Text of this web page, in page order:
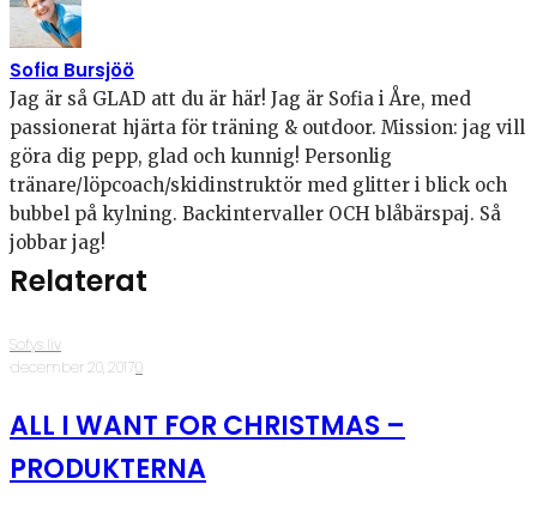
Sofia Bursjöö
Jag är så GLAD att du är här! Jag är Sofia i Åre, med
passionerat hjärta för träning & outdoor. Mission: jag vill
göra dig pepp, glad och kunnig! Personlig
tränare/löpcoach/skidinstruktör med glitter i blick och
bubbel på kylning. Backintervaller OCH blåbärspaj. Så
jobbar jag!
Relaterat
Sofys liv
·december 20, 2017·0
ALL I WANT FOR CHRISTMAS –
PRODUKTERNA